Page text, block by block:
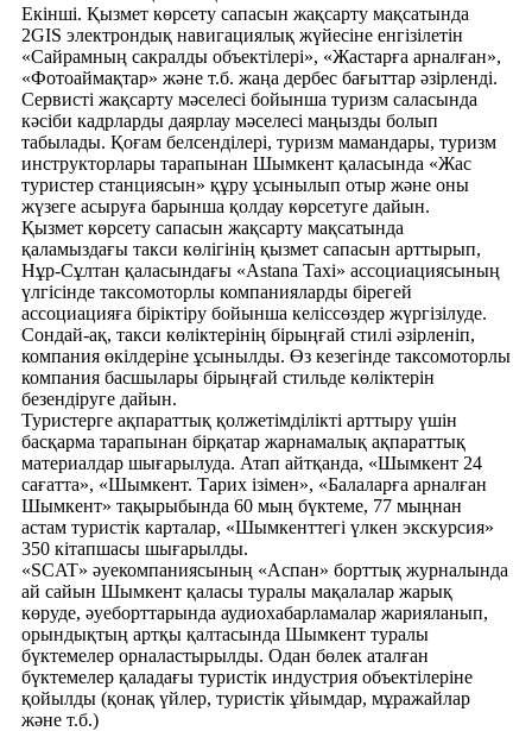
Екінші. Қызмет көрсету сапасын жақсарту мақсатында
2GIS электрондық навигациялық жүйесіне енгізілетін
«Сайрамның сакралды объектілері», «Жастарға арналған»,
«Фотоаймақтар» және т.б. жаңа дербес бағыттар әзірленді.
Сервисті жақсарту мәселесі бойынша туризм саласында
кәсіби кадрларды даярлау мәселесі маңызды болып
табылады. Қоғам белсенділері, туризм мамандары, туризм
инструкторлары тарапынан Шымкент қаласында «Жас
туристер станциясын» құру ұсынылып отыр және оны
жүзеге асыруға барынша қолдау көрсетуге дайын.
Қызмет көрсету сапасын жақсарту мақсатында
қаламыздағы такси көлігінің қызмет сапасын арттырып,
Нұр-Сұлтан қаласындағы «Astana Taxi» ассоциациясының
үлгісінде таксомоторлы компанияларды бірегей
ассоциацияға біріктіру бойынша келіссөздер жүргізілуде.
Сондай-ақ, такси көліктерінің бірыңғай стилі әзірленіп,
компания өкілдеріне ұсынылды. Өз кезегінде таксомоторлы
компания басшылары бірыңғай стильде көліктерін
безендіруге дайын.
Туристерге ақпараттық қолжетімділікті арттыру үшін
басқарма тарапынан бірқатар жарнамалық ақпараттық
материалдар шығарылуда. Атап айтқанда, «Шымкент 24
сағатта», «Шымкент. Тарих ізімен», «Балаларға арналған
Шымкент» тақырыбында 60 мың бүктеме, 77 мыңнан
астам туристік карталар, «Шымкенттегі үлкен экскурсия»
350 кітапшасы шығарылды.
«SCAT» әуекомпаниясының «Аспан» борттық журналында
ай сайын Шымкент қаласы туралы мақалалар жарық
көруде, әуеборттарында аудиохабарламалар жарияланып,
орындықтың артқы қалтасында Шымкент туралы
бүктемелер орналастырылды. Одан бөлек аталған
бүктемелер қаладағы туристік индустрия объектілеріне
қойылды (қонақ үйлер, туристік ұйымдар, мұражайлар
және т.б.)